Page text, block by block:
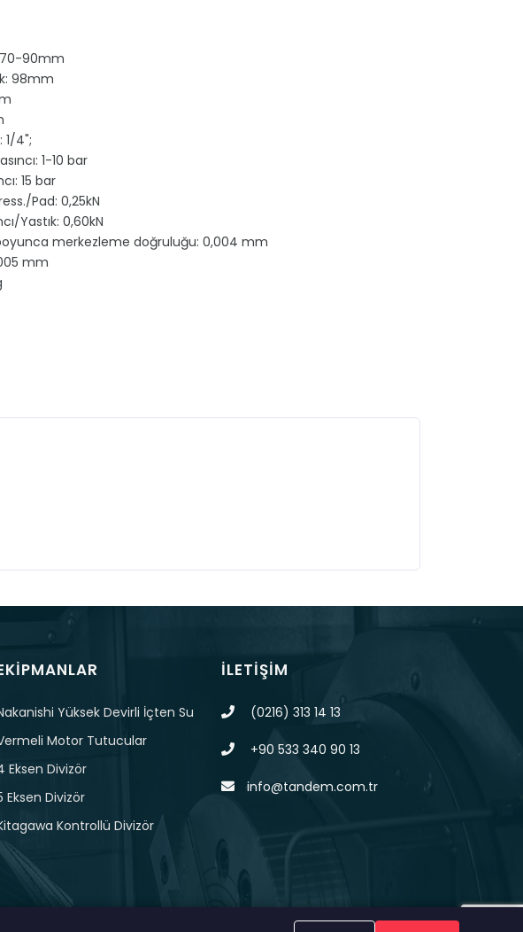
70-90mm
98mm
1/4";
1-10 bar
15 bar
Pad: 0,25kN
Yastık: 0,60kN
boyunca merkezleme doğruluğu: 0,004 mm
mm
Yüksek Devirli İçten Su
Motor Tutucular
Eksen Divizör
Eksen Divizör
Kontrollü Divizör
İLETIŞIM
(0216) 313 14 13
+90 533 340 90 13
info@tandem.com.tr